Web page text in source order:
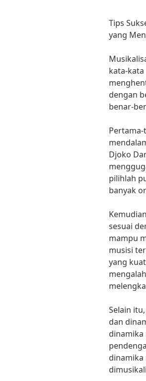
Tips
yang
kata-
dengan
benar-
Djoko
pilihlah
banyak
sesuai
mampu
musisi
yang
Selain
dan
dinamika